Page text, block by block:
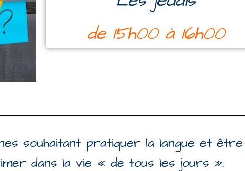
de 15h00 à 16h00
souhaitant pratiquer la langue et
dans la vie « de tous les jours ».